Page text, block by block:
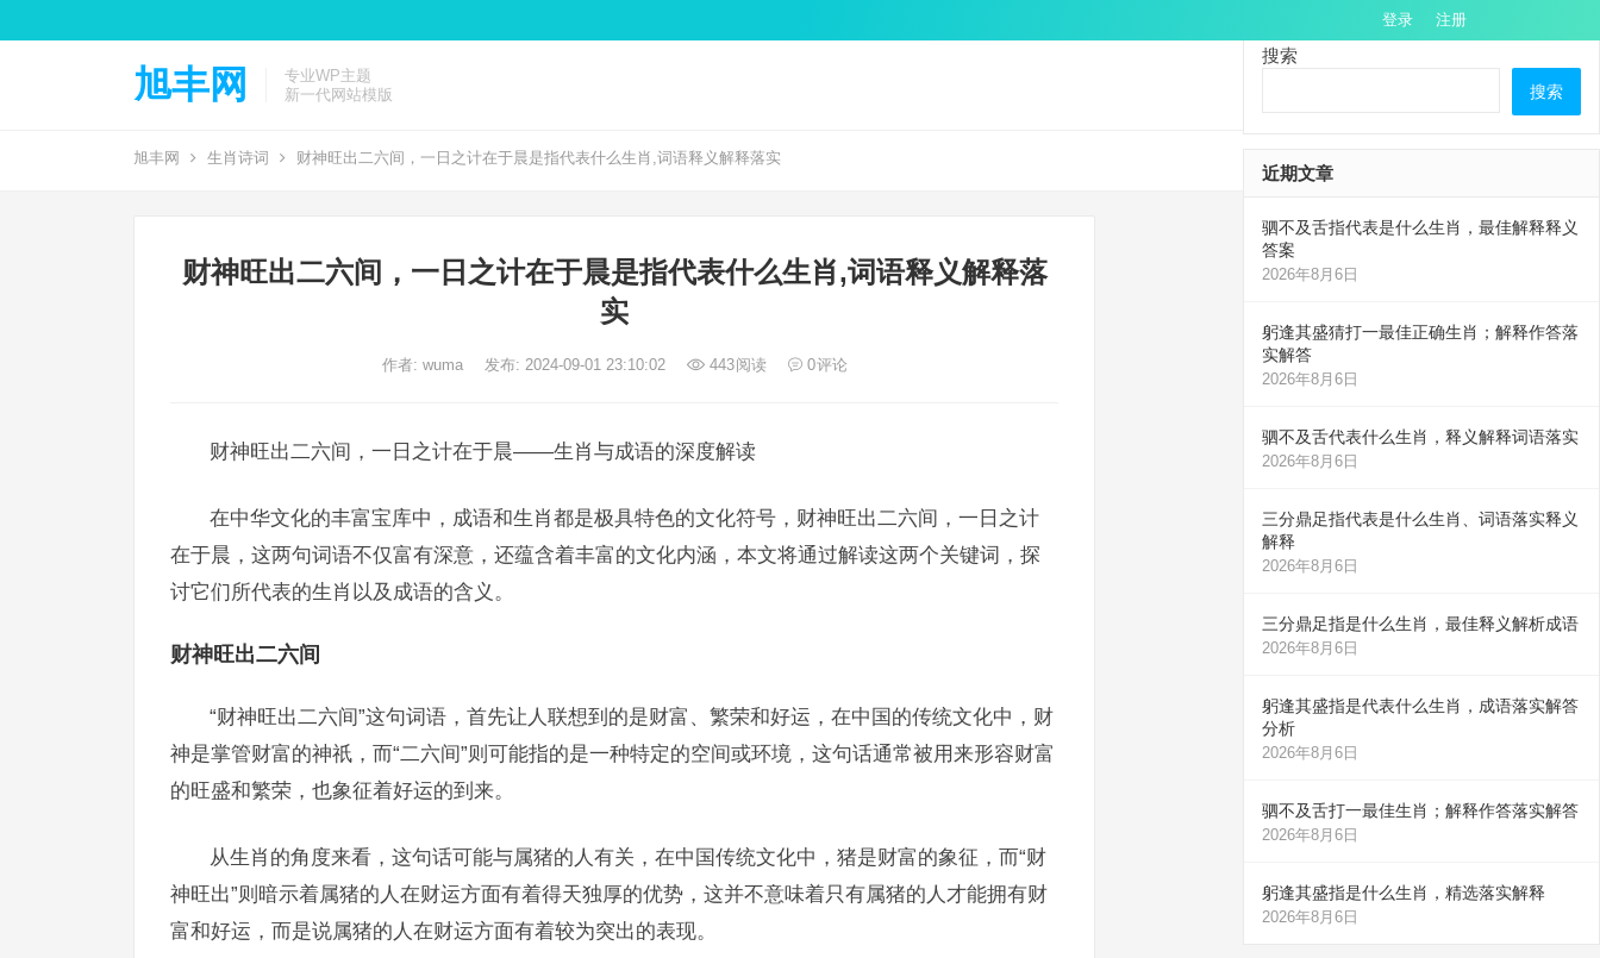
登录 注册
旭丰网
专业WP主题
新一代网站模版
旭丰网 生肖诗词 财神旺出二六间，一日之计在于晨是指代表什么生肖,词语释义解释落实
财神旺出二六间，一日之计在于晨是指代表什么生肖,词语释义解释落
实
作者: wuma 发布: 2024-09-01 23:10:02 443阅读 0评论
财神旺出二六间，一日之计在于晨——生肖与成语的深度解读
在中华文化的丰富宝库中，成语和生肖都是极具特色的文化符号，财神旺出二六间，一日之计
在于晨，这两句词语不仅富有深意，还蕴含着丰富的文化内涵，本文将通过解读这两个关键词，探
讨它们所代表的生肖以及成语的含义。
财神旺出二六间
“财神旺出二六间”这句词语，首先让人联想到的是财富、繁荣和好运，在中国的传统文化中，财
神是掌管财富的神祇，而“二六间”则可能指的是一种特定的空间或环境，这句话通常被用来形容财富
的旺盛和繁荣，也象征着好运的到来。
从生肖的角度来看，这句话可能与属猪的人有关，在中国传统文化中，猪是财富的象征，而“财
神旺出”则暗示着属猪的人在财运方面有着得天独厚的优势，这并不意味着只有属猪的人才能拥有财
富和好运，而是说属猪的人在财运方面有着较为突出的表现。
搜索
搜索
近期文章
驷不及舌指代表是什么生肖，最佳解释释义
答案
2026年8月6日
躬逢其盛猜打一最佳正确生肖；解释作答落
实解答
2026年8月6日
驷不及舌代表什么生肖，释义解释词语落实
2026年8月6日
三分鼎足指代表是什么生肖、词语落实释义
解释
2026年8月6日
三分鼎足指是什么生肖，最佳释义解析成语
2026年8月6日
躬逢其盛指是代表什么生肖，成语落实解答
分析
2026年8月6日
驷不及舌打一最佳生肖；解释作答落实解答
2026年8月6日
躬逢其盛指是什么生肖，精选落实解释
2026年8月6日